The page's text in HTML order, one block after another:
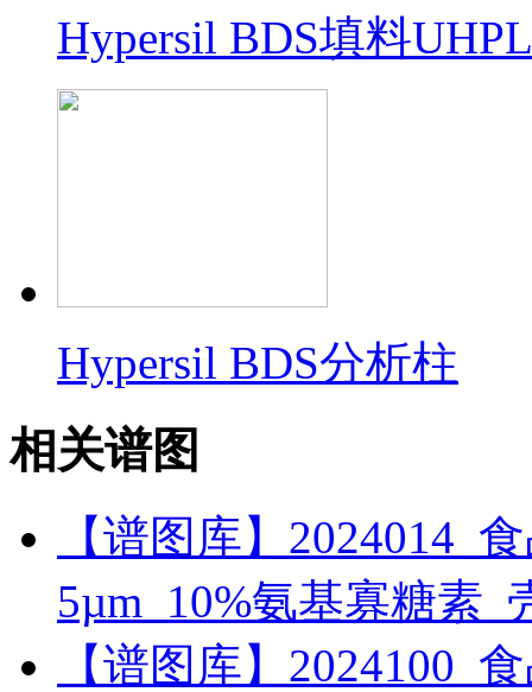
Hypersil BDS填料
Hypersil BDS分析柱
相关谱图
【谱图库】2024014_
5µm_10%氨基寡糖素
【谱图库】2024100_